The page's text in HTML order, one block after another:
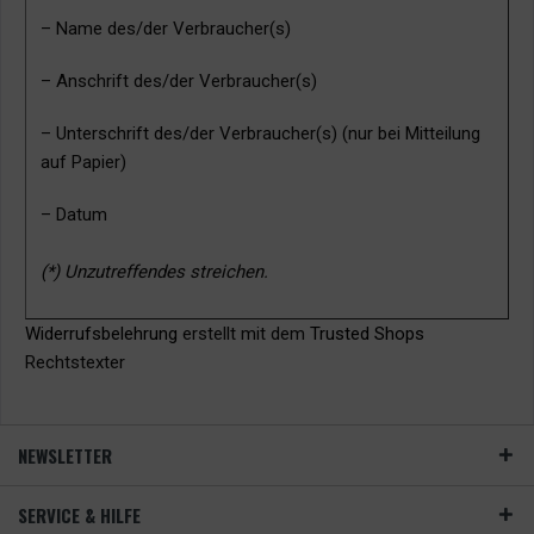
– Name des/der Verbraucher(s)
– Anschrift des/der Verbraucher(s)
– Unterschrift des/der Verbraucher(s) (nur bei Mitteilung
auf Papier)
– Datum
(*) Unzutreffendes streichen.
Widerrufsbelehrung erstellt mit dem Trusted Shops
Rechtstexter
NEWSLETTER
SERVICE & HILFE